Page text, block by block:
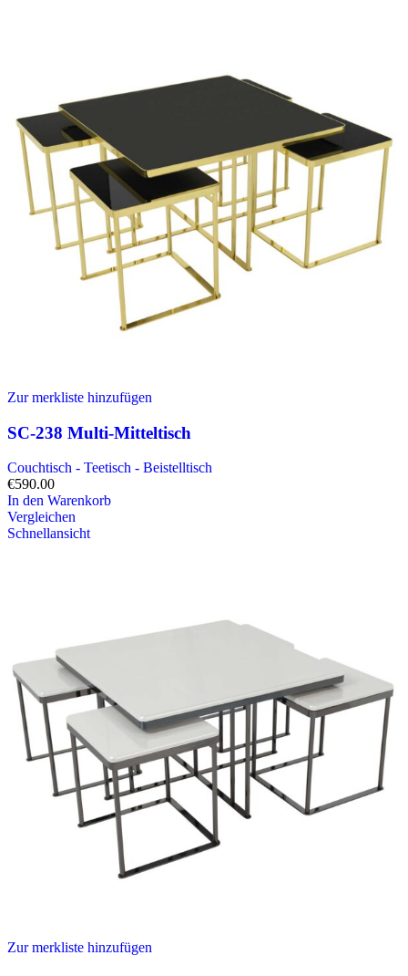
Zur merkliste hinzufügen
SC-238 Multi-Mitteltisch
Couchtisch - Teetisch - Beistelltisch
€590.00
In den Warenkorb
Vergleichen
Schnellansicht
Zur merkliste hinzufügen